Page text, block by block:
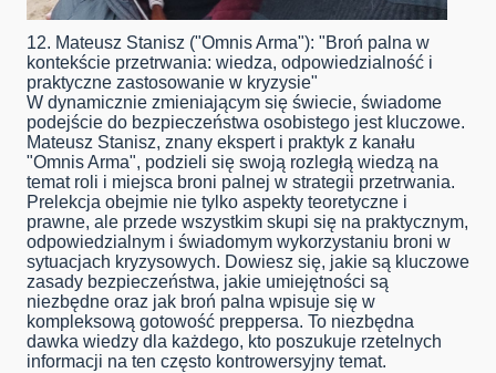
12. Mateusz Stanisz ("Omnis Arma"): "Broń palna w
kontekście przetrwania: wiedza, odpowiedzialność i
praktyczne zastosowanie w kryzysie"
W dynamicznie zmieniającym się świecie, świadome
podejście do bezpieczeństwa osobistego jest kluczowe.
Mateusz Stanisz, znany ekspert i praktyk z kanału
"Omnis Arma", podzieli się swoją rozległą wiedzą na
temat roli i miejsca broni palnej w strategii przetrwania.
Prelekcja obejmie nie tylko aspekty teoretyczne i
prawne, ale przede wszystkim skupi się na praktycznym,
odpowiedzialnym i świadomym wykorzystaniu broni w
sytuacjach kryzysowych. Dowiesz się, jakie są kluczowe
zasady bezpieczeństwa, jakie umiejętności są
niezbędne oraz jak broń palna wpisuje się w
kompleksową gotowość preppersa. To niezbędna
dawka wiedzy dla każdego, kto poszukuje rzetelnych
informacji na ten często kontrowersyjny temat.